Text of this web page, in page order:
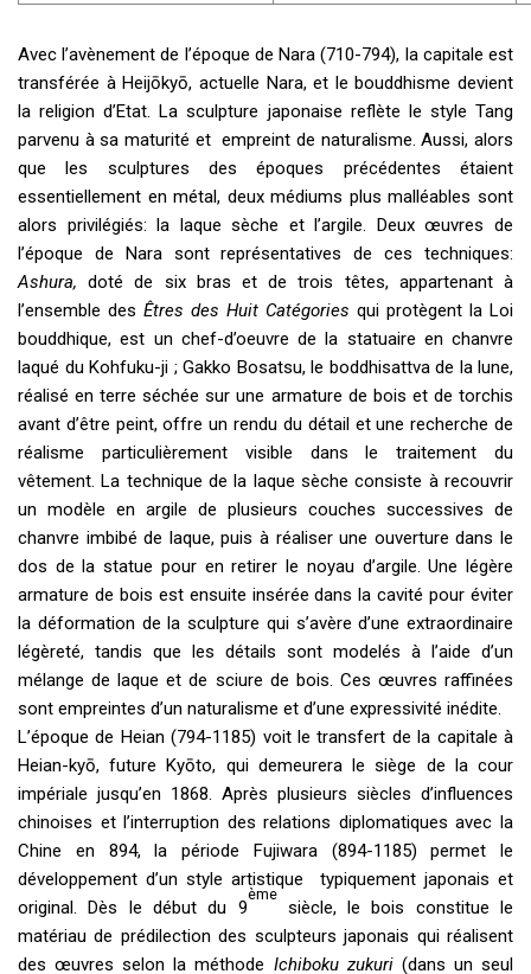
Avec l’avènement de l’époque de Nara (710-794), la capitale est
transférée à Heijōkyō, actuelle Nara, et le bouddhisme devient
la religion d’Etat. La sculpture japonaise reflète le style Tang
parvenu à sa maturité et empreint de naturalisme. Aussi, alors
que les sculptures des époques précédentes étaient
essentiellement en métal, deux médiums plus malléables sont
alors privilégiés: la laque sèche et l’argile. Deux œuvres de
l’époque de Nara sont représentatives de ces techniques:
Ashura,doté de six bras et de trois têtes, appartenant à
l’ensemble des Êtres des Huit Catégories qui protègent la Loi
bouddhique, est un chef-d’oeuvre de la statuaire en chanvre
laqué du Kohfuku-ji ; Gakko Bosatsu, le boddhisattva de la lune,
réalisé en terre séchée sur une armature de bois et de torchis
avant d’être peint, offre un rendu du détail et une recherche de
réalisme particulièrement visible dans le traitement du
vêtement. La technique de la laque sèche consiste à recouvrir
un modèle en argile de plusieurs couches successives de
chanvre imbibé de laque, puis à réaliser une ouverture dans le
dos de la statue pour en retirer le noyau d’argile. Une légère
armature de bois est ensuite insérée dans la cavité pour éviter
la déformation de la sculpture qui s’avère d’une extraordinaire
légèreté, tandis que les détails sont modelés à l’aide d’un
mélange de laque et de sciure de bois. Ces œuvres raffinées
sont empreintes d’un naturalisme et d’une expressivité inédite.
L’époque de Heian (794-1185) voit le transfert de la capitale à
Heian-kyō, future Kyōto, qui demeurera le siège de la cour
impériale jusqu’en 1868. Après plusieurs siècles d’influences
chinoises et l’interruption des relations diplomatiques avec la
Chine en 894, la période Fujiwara (894-1185) permet le
développement d’un style artistique typiquement japonais et
original. Dès le début du 9
ème
siècle, le bois constitue le
matériau de prédilection des sculpteurs japonais qui réalisent
des œuvres selon la méthode Ichiboku zukuri(dans un seul